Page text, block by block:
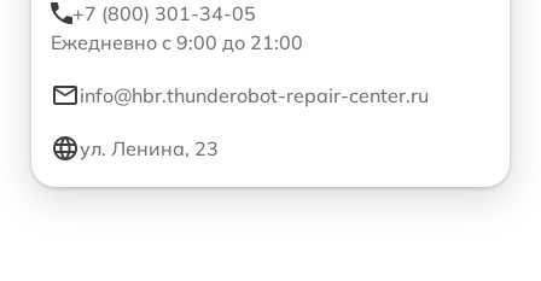
+7 (800) 301-34-05
Ежедневно с 9:00 до 21:00
info@hbr.thunderobot-repair-center.ru
ул. Ленина, 23